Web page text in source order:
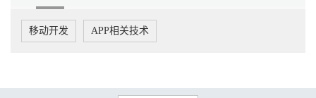
3.2 高阶函数 61
3.3 函数字面量 61
3.4 箭头函数 62
3.8 严格模式 69
移动开发 APP相关技术